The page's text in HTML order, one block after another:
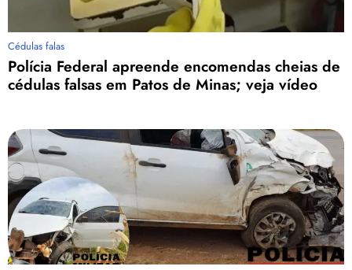
Cédulas falas
Polícia Federal apreende encomendas cheias de
cédulas falsas em Patos de Minas; veja vídeo